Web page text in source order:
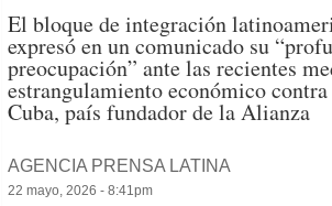
El bloque de integración
expresó en un comunicado su
preocupación” ante las recientes
estrangulamiento económico
Cuba, país fundador de la Alianza
AGENCIA PRENSA LATINA
22 mayo, 2026 - 8:41pm